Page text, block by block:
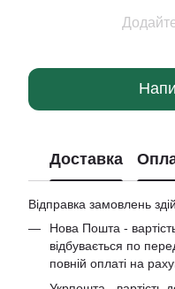
Доставка
Відправка замовлень
Нова Пошта -
відбувається по
повній оплаті на